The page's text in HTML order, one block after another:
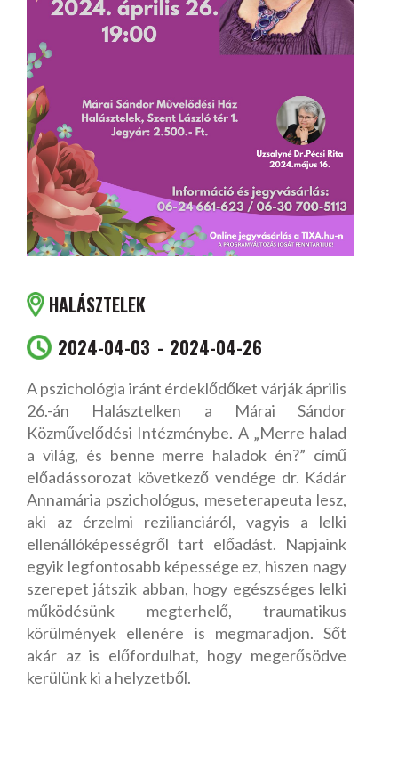
HALÁSZTELEK
2024-04-03
2024-04-26
A pszichológia iránt érdeklődőket várják április
26.-án Halásztelken a Márai Sándor
Közművelődési Intézménybe. A „Merre halad
a világ, és benne merre haladok én?” című
előadássorozat következő vendége dr. Kádár
Annamária pszichológus, meseterapeuta lesz,
aki az érzelmi rezilianciáról, vagyis a lelki
ellenállóképességről tart előadást. Napjaink
egyik legfontosabb képessége ez, hiszen nagy
szerepet játszik abban, hogy egészséges lelki
működésünk megterhelő, traumatikus
körülmények ellenére is megmaradjon. Sőt
akár az is előfordulhat, hogy megerősödve
kerülünk ki a helyzetből.